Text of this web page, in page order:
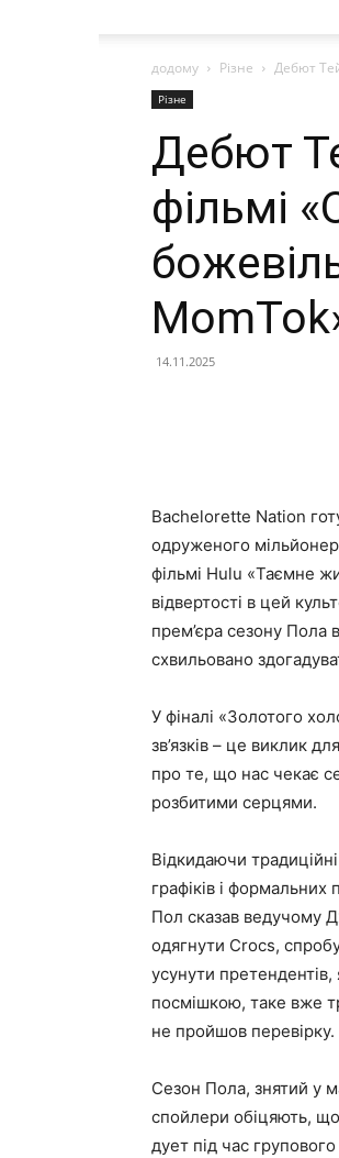
додому Різне Дебют
Різне
Дебют
фільмі
14.11.2025
Bachelorette Nation
одруженого
фільмі Hulu «Таємне
відвертості в цей
прем’єра сезону Пола
схвильовано
У фіналі «Золотого
зв’язків – це виклик
про те, що нас чекає
розбитими серцями.
Відкидаючи
графіків і формальних
Пол сказав ведучому
одягнути Crocs,
усунути
посмішкою, таке вже
не пройшов перевірку.
Сезон Пола, знятий у
спойлери обіцяють,
дует під час